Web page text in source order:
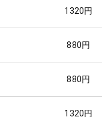
1320円
880円
880円
1320円